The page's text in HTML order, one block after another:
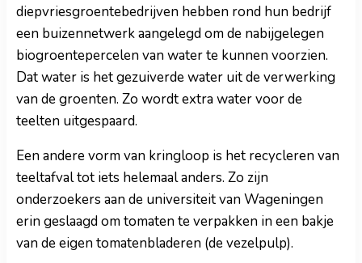
diepvriesgroentebedrijven hebben rond hun bedrijf
een buizennetwerk aangelegd om de nabijgelegen
biogroentepercelen van water te kunnen voorzien.
Dat water is het gezuiverde water uit de verwerking
van de groenten. Zo wordt extra water voor de
teelten uitgespaard.
Een andere vorm van kringloop is het recycleren van
teeltafval tot iets helemaal anders. Zo zijn
onderzoekers aan de universiteit van Wageningen
erin geslaagd om tomaten te verpakken in een bakje
van de eigen tomatenbladeren (de vezelpulp).